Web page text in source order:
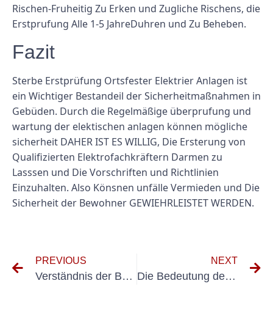
Rischen-Fruheitig Zu Erken und Zugliche Rischens, die
Erstprufung Alle 1-5 JahreDuhren und Zu Beheben.
Fazit
Sterbe Erstprüfung Ortsfester Elektrier Anlagen ist
ein Wichtiger Bestandeil der Sicherheitmaßnahmen in
Gebüden. Durch die Regelmäßige überprufung und
wartung der elektischen anlagen können mögliche
sicherheit DAHER IST ES WILLIG, Die Ersterung von
Qualifizierten Elektrofachkräftern Darmen zu
Lasssen und Die Vorschriften und Richtlinien
Einzuhalten. Also Könsnen unfälle Vermieden und Die
Sicherheit der Bewohner GEWIEHRLEISTET WERDEN.
PREVIOUS
Verständnis der Bedeutung von Erster
NEXT
Die Bedeutung der anfänglichen Inspektion stationärer elektrischer Geräte